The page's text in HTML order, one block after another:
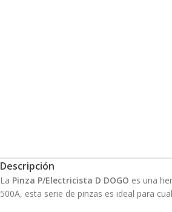
Descripción
La Pinza P/Electricista D DOGO es una
500A, esta serie de pinzas es ideal para